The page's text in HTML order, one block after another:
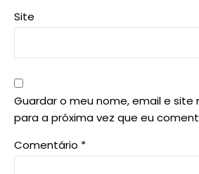
Site
Guardar o meu nome, email e
para a próxima vez que eu
Comentário *